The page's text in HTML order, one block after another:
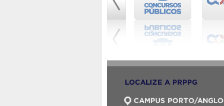
LOCALIZE A PRPPG
CAMPUS PORTO/ANGLO